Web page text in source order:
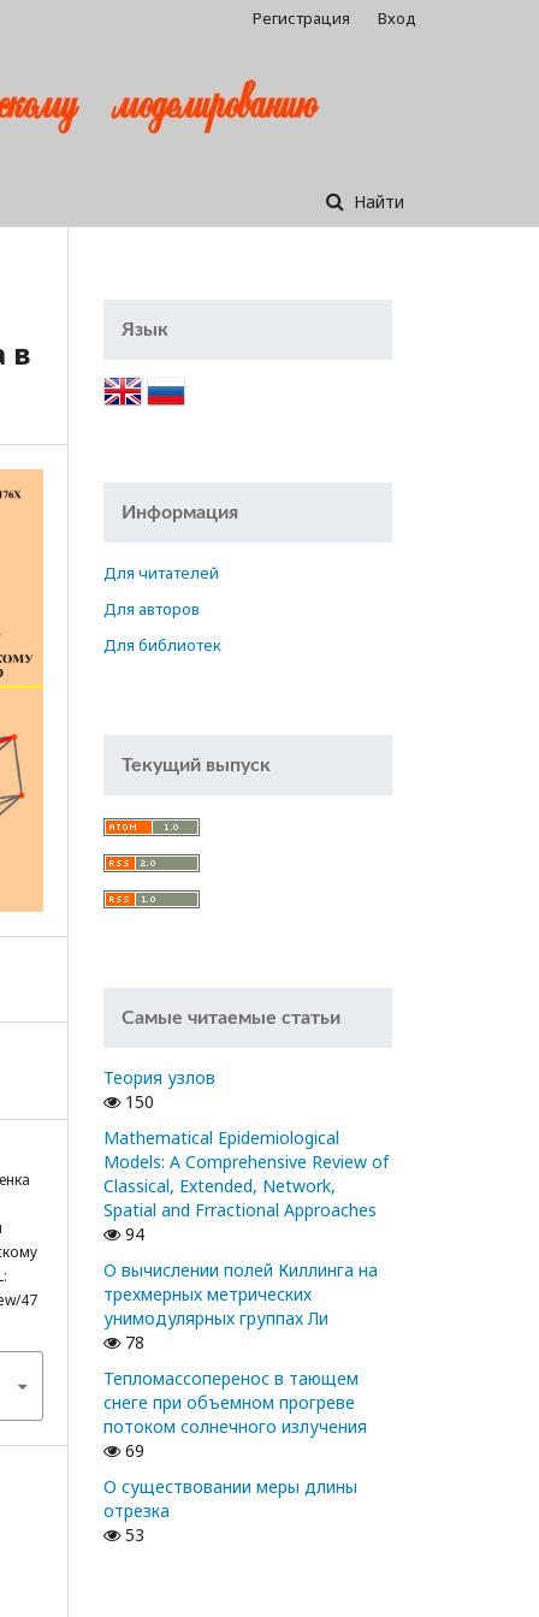
Найти
Регистрация Вход
в
47
Язык
Информация
Для читателей
Для авторов
Для библиотек
Текущий выпуск
Самые читаемые статьи
Теория узлов
150
Mathematical Epidemiological
Models: A Comprehensive Review of
Classical, Extended, Network,
Spatial and Frractional Approaches
94
О вычислении полей Киллинга на
трехмерных метрических
унимодулярных группах Ли
78
Тепломассоперенос в тающем
снеге при объемном прогреве
потоком солнечного излучения
69
О существовании меры длины
отрезка
53